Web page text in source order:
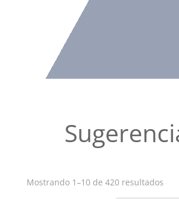
Mostrando 1–10 de 420 resultados